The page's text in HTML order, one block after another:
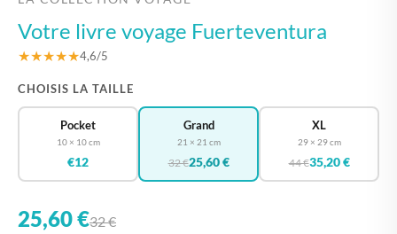
Votre livre voyage Fuerteventura
★★★★★4,6/5
CHOISIS LA TAILLE
Pocket
10 × 10 cm
€12
Grand
21 × 21 cm
32 €25,60 €
XL
29 × 29 cm
44 €35,20 €
25,60 €32 €